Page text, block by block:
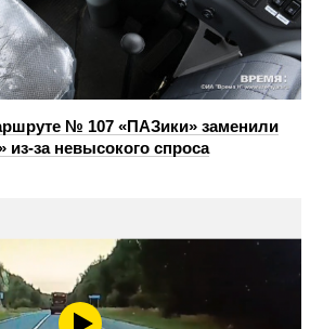
№ 107 «ПАЗики» заменили
из‑за невысокого спроса